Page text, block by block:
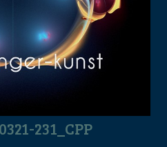
231_CPP